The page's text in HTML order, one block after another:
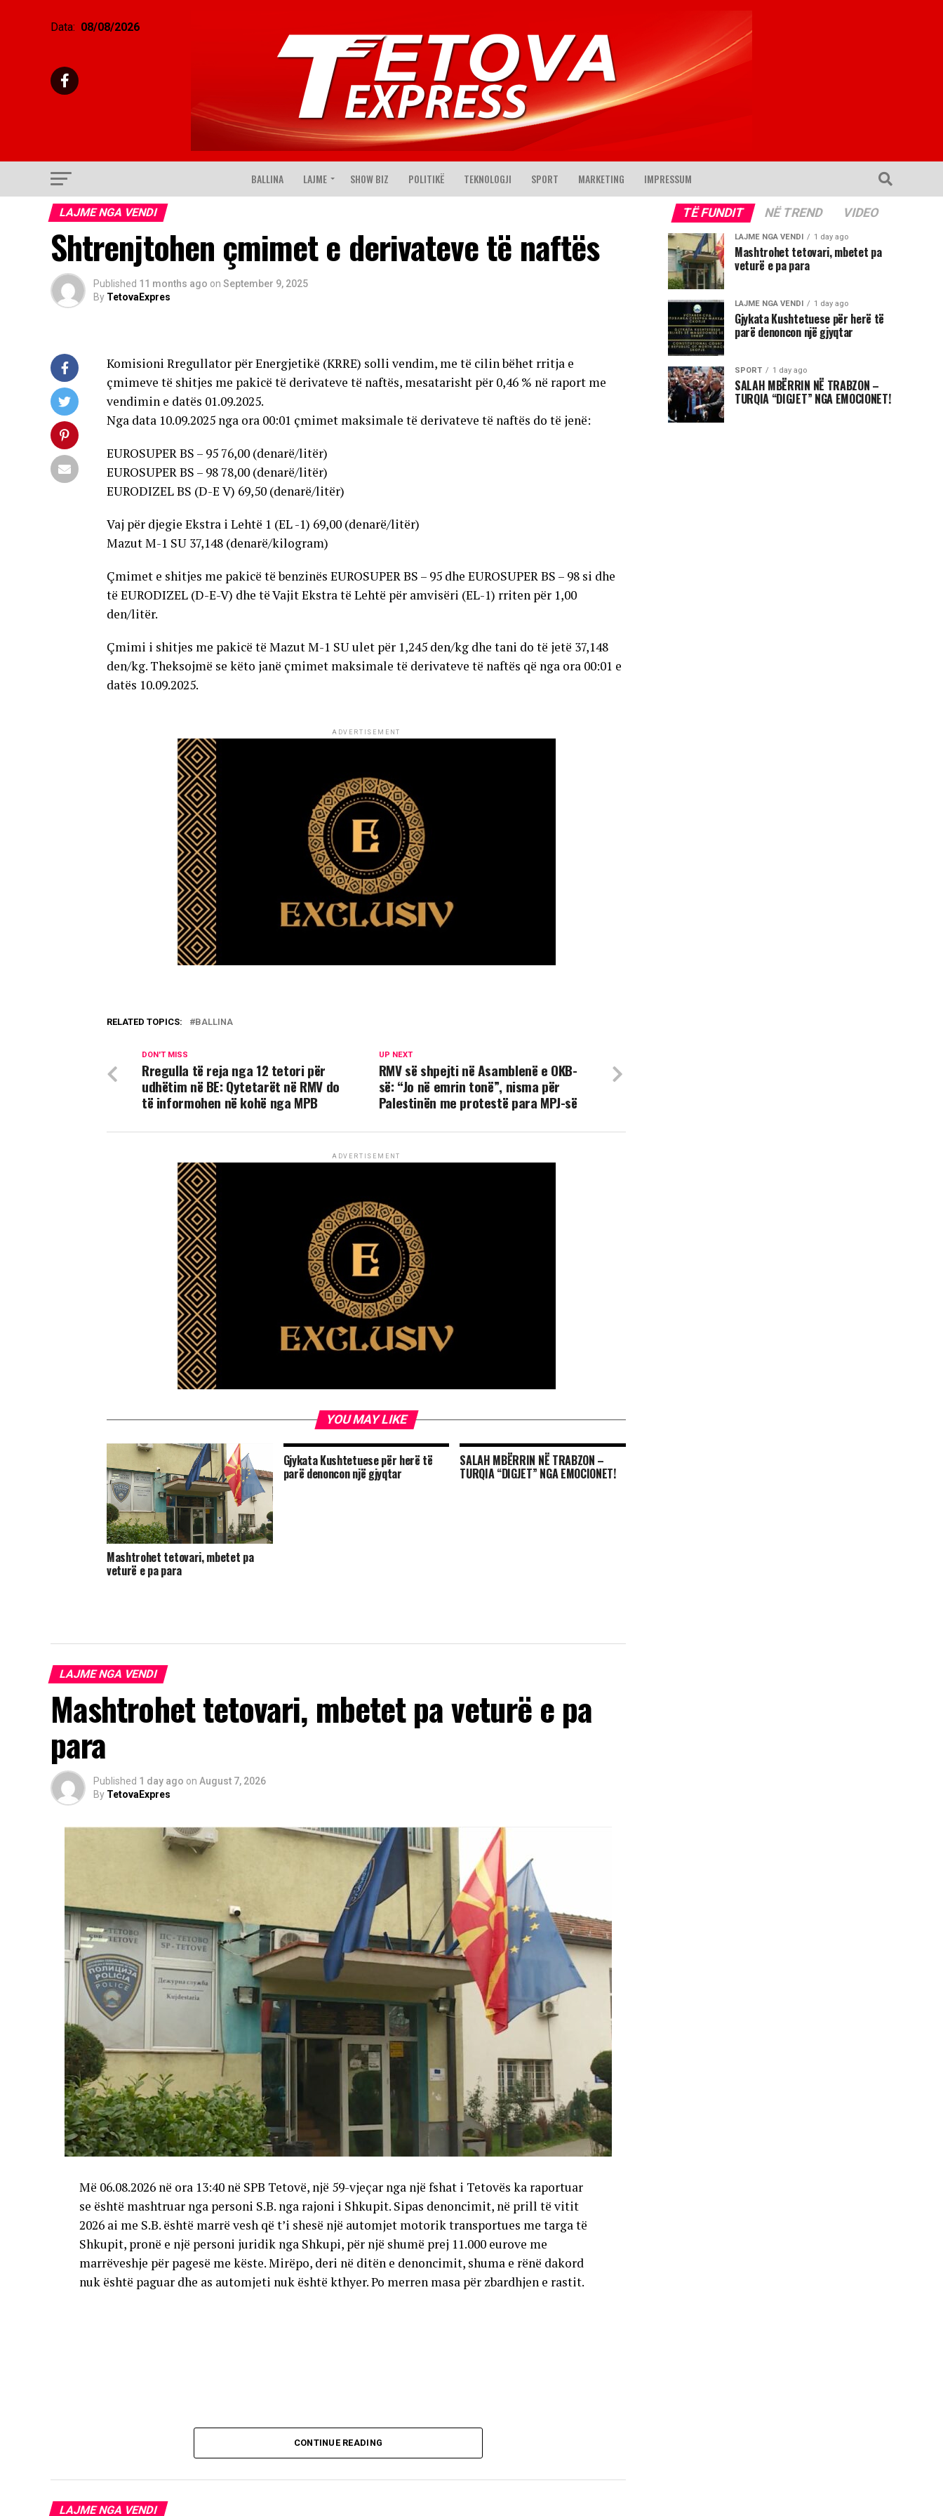
Data: 08/08/2026
BALLINA LAJME SHOW BIZ POLITIKË TEKNOLOGJI SPORT MARKETING IMPRESSUM
LAJME NGA VENDI
Shtrenjtohen çmimet e derivateve të naftës
Published 11 months ago on September 9, 2025
By TetovaExpres
Komisioni Rregullator për Energjetikë (KRRE) solli vendim, me të cilin bëhet rritja e
çmimeve të shitjes me pakicë të derivateve të naftës, mesatarisht për 0,46 % në raport me
vendimin e datës 01.09.2025.
Nga data 10.09.2025 nga ora 00:01 çmimet maksimale të derivateve të naftës do të jenë:
EUROSUPER BS – 95 76,00 (denarë/litër)
EUROSUPER BS – 98 78,00 (denarë/litër)
EURODIZEL BS (D-Е V) 69,50 (denarë/litër)
Vaj për djegie Ekstra i Lehtë 1 (EL -1) 69,00 (denarë/litër)
Mazut М-1 SU 37,148 (denarë/kilogram)
Çmimet e shitjes me pakicë të benzinës EUROSUPER BS – 95 dhe EUROSUPER BS – 98 si dhe
të EURODIZEL (D-E-V) dhe të Vajit Ekstra të Lehtë për amvisëri (EL-1) rriten për 1,00
den/litër.
Çmimi i shitjes me pakicë të Mazut M-1 SU ulet për 1,245 den/kg dhe tani do të jetë 37,148
den/kg. Theksojmë se këto janë çmimet maksimale të derivateve të naftës që nga ora 00:01 e
datës 10.09.2025.
ADVERTISEMENT
RELATED TOPICS: BALLINA
UP NEXT
RMV së shpejti në Asamblenë e OKB-
së: “Jo në emrin tonë”, nisma për
Palestinën me protestë para MPJ-së
DON'T MISS
Rregulla të reja nga 12 tetori për
udhëtim në BE: Qytetarët në RMV do
të informohen në kohë nga MPB
ADVERTISEMENT
YOU MAY LIKE
Mashtrohet tetovari, mbetet pa
veturë e pa para
Gjykata Kushtetuese për herë të
parë denoncon një gjyqtar
SALAH MBËRRIN NË TRABZON –
TURQIA “DIGJET” NGA EMOCIONET!
LAJME NGA VENDI
Mashtrohet tetovari, mbetet pa veturë e pa
para
Published 1 day ago on August 7, 2026
By TetovaExpres
Më 06.08.2026 në ora 13:40 në SPB Tetovë, një 59-vjeçar nga një fshat i Tetovës ka raportuar
se është mashtruar nga personi S.B. nga rajoni i Shkupit. Sipas denoncimit, në prill të vitit
2026 ai me S.B. është marrë vesh që t’i shesë një automjet motorik transportues me targa të
Shkupit, pronë e një personi juridik nga Shkupi, për një shumë prej 11.000 eurove me
marrëveshje për pagesë me këste. Mirëpo, deri në ditën e denoncimit, shuma e rënë dakord
nuk është paguar dhe as automjeti nuk është kthyer. Po merren masa për zbardhjen e rastit.
CONTINUE READING
LAJME NGA VENDI
TË FUNDIT NË TREND VIDEO
LAJME NGA VENDI 1 day ago
Mashtrohet tetovari, mbetet pa
veturë e pa para
LAJME NGA VENDI 1 day ago
Gjykata Kushtetuese për herë të
parë denoncon një gjyqtar
SPORT 1 day ago
SALAH MBËRRIN NË TRABZON –
TURQIA “DIGJET” NGA EMOCIONET!